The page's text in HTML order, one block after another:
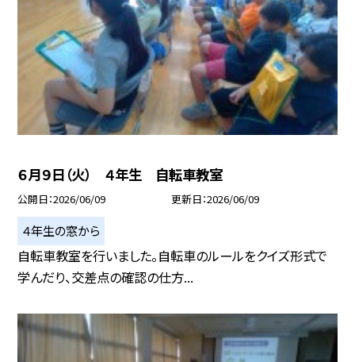
６月９日（火） ４年生 自転車教室
公開日 2026/06/09 更新日 2026/06/09
４年生の窓から
自転車教室を行いました。自転車のルールをクイズ形式で
学んだり、交差点の確認の仕方...